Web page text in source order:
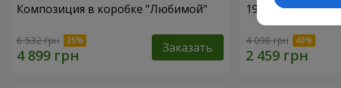
Композиция в коробке "Любимой"
6 532 грн Заказать
19 красных роз
4 098 грн